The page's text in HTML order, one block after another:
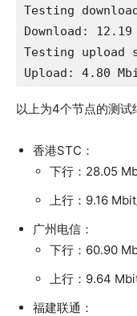
Testing
Download:
Testing
Upload: 4.80
以上为4个节点的测试
香港STC：
下行：28.05
上行：9.16
广州电信：
下行：60.90
上行：9.64
福建联通：